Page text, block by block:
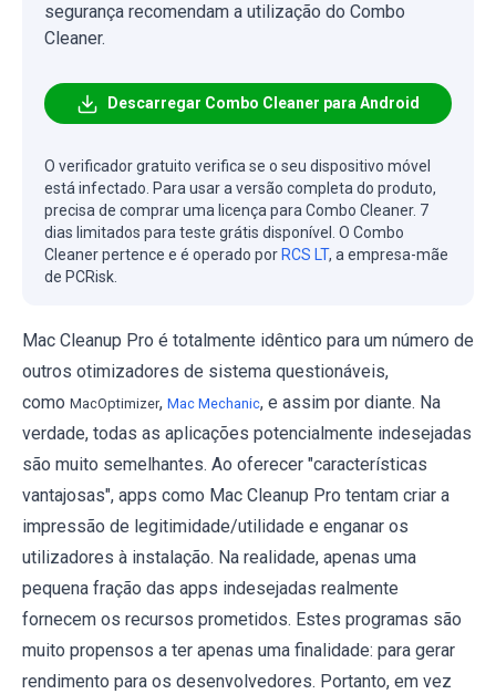
segurança recomendam a utilização do Combo
Cleaner.
Descarregar Combo Cleaner para Android
O verificador gratuito verifica se o seu dispositivo móvel
está infectado. Para usar a versão completa do produto,
precisa de comprar uma licença para Combo Cleaner. 7
dias limitados para teste grátis disponível. O Combo
Cleaner pertence e é operado por RCS LT, a empresa-mãe
de PCRisk.
Mac Cleanup Pro é totalmente idêntico para um número de
outros otimizadores de sistema questionáveis,
como MacOptimizer, Mac Mechanic, e assim por diante. Na
verdade, todas as aplicações potencialmente indesejadas
são muito semelhantes. Ao oferecer "características
vantajosas", apps como Mac Cleanup Pro tentam criar a
impressão de legitimidade/utilidade e enganar os
utilizadores à instalação. Na realidade, apenas uma
pequena fração das apps indesejadas realmente
fornecem os recursos prometidos. Estes programas são
muito propensos a ter apenas uma finalidade: para gerar
rendimento para os desenvolvedores. Portanto, em vez